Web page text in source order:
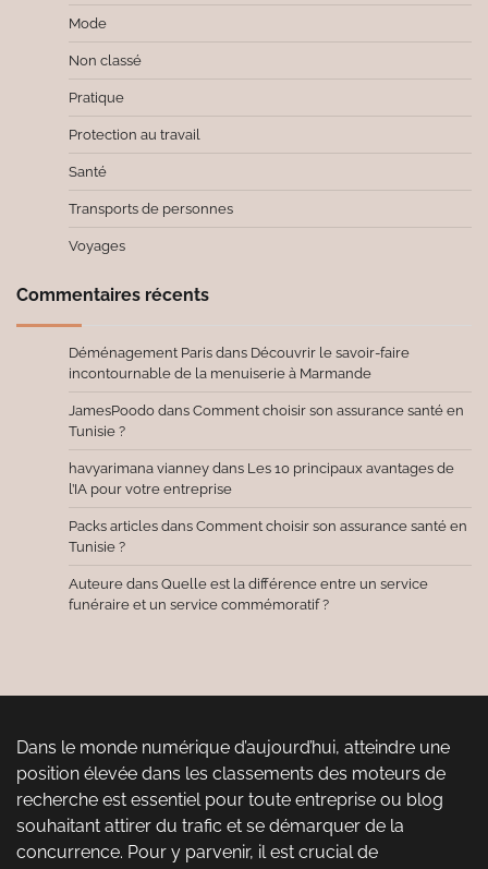
Mode
Non classé
Pratique
Protection au travail
Santé
Transports de personnes
Voyages
Commentaires récents
Déménagement Paris dans Découvrir le savoir-faire
incontournable de la menuiserie à Marmande
JamesPoodo dans Comment choisir son assurance santé en
Tunisie ?
havyarimana vianney dans Les 10 principaux avantages de
l’IA pour votre entreprise
Packs articles dans Comment choisir son assurance santé en
Tunisie ?
Auteure dans Quelle est la différence entre un service
funéraire et un service commémoratif ?
Dans le monde numérique d’aujourd’hui, atteindre une
position élevée dans les classements des moteurs de
recherche est essentiel pour toute entreprise ou blog
souhaitant attirer du trafic et se démarquer de la
concurrence. Pour y parvenir, il est crucial de